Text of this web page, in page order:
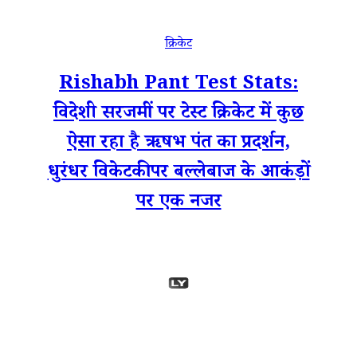
क्रिकेट
Rishabh Pant Test Stats:
विदेशी सरजमीं पर टेस्ट क्रिकेट में कुछ
ऐसा रहा है ऋषभ पंत का प्रदर्शन,
धुरंधर विकेटकीपर बल्लेबाज के आकंड़ों
पर एक नजर